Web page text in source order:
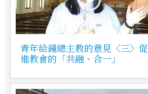
青年給鍾總主教的意見〈三〉促
進教會的「共融、合一」